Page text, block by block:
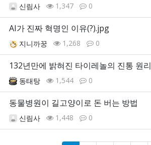
신림사 1,347 0
AI가 진짜 혁명인 이유(?).jpg
지니까꿍 1,268 0
132년만에 밝혀진 타이레놀의 진통 원리
동태탕 1,544 0
동물병원이 길고양이로 돈 버는 방법
신림사 1,448 0